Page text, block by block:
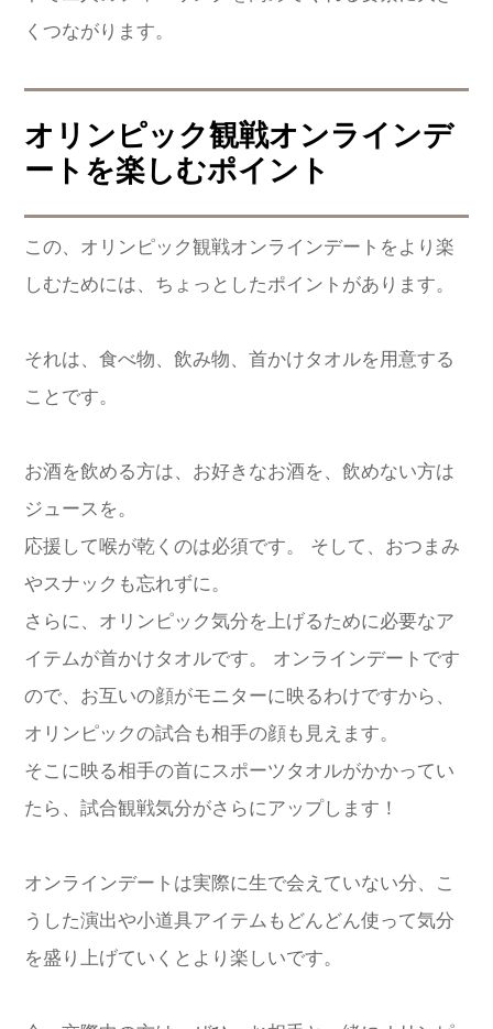
くつながります。
オリンピック観戦オンラインデ
ートを楽しむポイント
この、オリンピック観戦オンラインデートをより楽
しむためには、ちょっとしたポイントがあります。
それは、食べ物、飲み物、首かけタオルを用意する
ことです。
お酒を飲める方は、お好きなお酒を、飲めない方は
ジュースを。
応援して喉が乾くのは必須です。 そして、おつまみ
やスナックも忘れずに。
さらに、オリンピック気分を上げるために必要なア
イテムが首かけタオルです。 オンラインデートです
ので、お互いの顔がモニターに映るわけですから、
オリンピックの試合も相手の顔も見えます。
そこに映る相手の首にスポーツタオルがかかってい
たら、試合観戦気分がさらにアップします！
オンラインデートは実際に生で会えていない分、こ
うした演出や小道具アイテムもどんどん使って気分
を盛り上げていくとより楽しいです。